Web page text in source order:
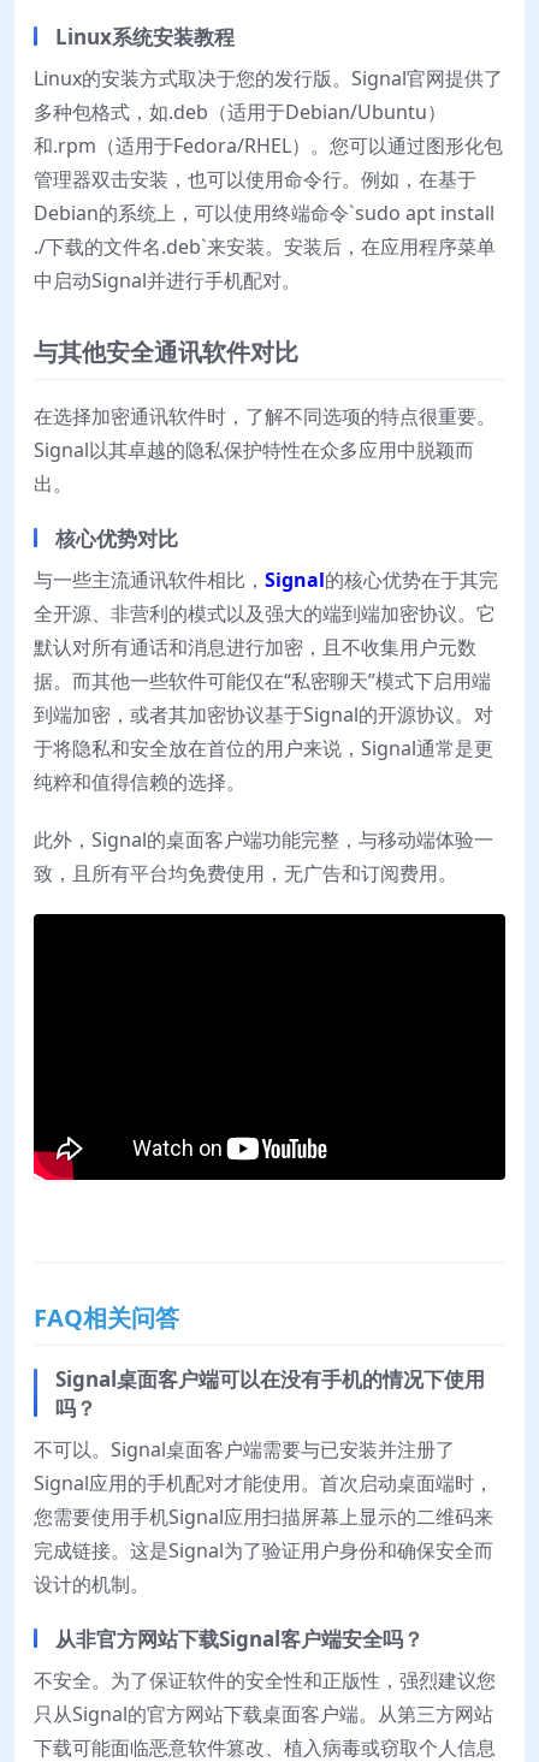
Linux系统安装教程
Linux的安装方式取决于您的发行版。Signal官网提供了
多种包格式，如.deb（适用于Debian/Ubuntu）
和.rpm（适用于Fedora/RHEL）。您可以通过图形化包
管理器双击安装，也可以使用命令行。例如，在基于
Debian的系统上，可以使用终端命令`sudo apt install
./下载的文件名.deb`来安装。安装后，在应用程序菜单
中启动Signal并进行手机配对。
与其他安全通讯软件对比
在选择加密通讯软件时，了解不同选项的特点很重要。
Signal以其卓越的隐私保护特性在众多应用中脱颖而
出。
核心优势对比
与一些主流通讯软件相比， Signal的核心优势在于其完
全开源、非营利的模式以及强大的端到端加密协议。它
默认对所有通话和消息进行加密，且不收集用户元数
据。而其他一些软件可能仅在“私密聊天”模式下启用端
到端加密，或者其加密协议基于Signal的开源协议。对
于将隐私和安全放在首位的用户来说，Signal通常是更
纯粹和值得信赖的选择。
此外，Signal的桌面客户端功能完整，与移动端体验一
致，且所有平台均免费使用，无广告和订阅费用。
FAQ相关问答
Signal桌面客户端可以在没有手机的情况下使用
吗？
不可以。Signal桌面客户端需要与已安装并注册了
Signal应用的手机配对才能使用。首次启动桌面端时，
您需要使用手机Signal应用扫描屏幕上显示的二维码来
完成链接。这是Signal为了验证用户身份和确保安全而
设计的机制。
从非官方网站下载Signal客户端安全吗？
不安全。为了保证软件的安全性和正版性，强烈建议您
只从Signal的官方网站下载桌面客户端。从第三方网站
下载可能面临恶意软件篡改、植入病毒或窃取个人信息